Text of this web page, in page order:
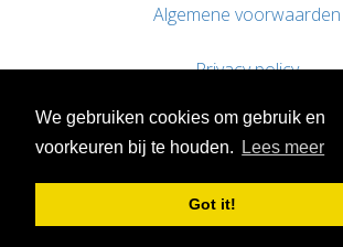
We gebruiken cookies om gebruik en
voorkeuren bij te houden.
Lees meer
Got it!
Algemene voorwaarden
Privacy policy
Contact / Support